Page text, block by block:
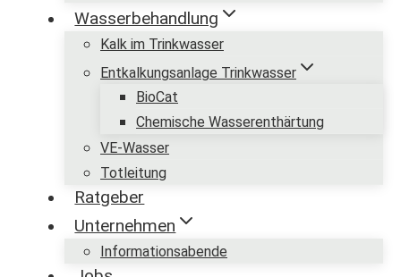
Wasserbehandlung
Kalk im Trinkwasser
Entkalkungsanlage Trinkwasser
BioCat
Chemische Wasserenthärtung
VE-Wasser
Totleitung
Ratgeber
Unternehmen
Informationsabende